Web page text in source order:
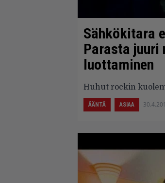
Sähkökitara
Parasta
luottaminen
Huhut rockin
ÄÄNTÄ ASIAA